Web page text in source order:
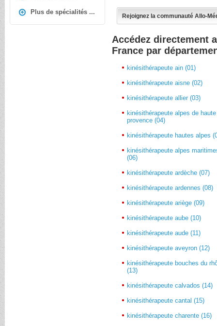
Plus de spécialités ...
Rejoignez la communauté Allo-
Accédez directement
France par
kinésithérapeute ain (01)
kinésithérapeute aisne (02)
kinésithérapeute allier (03)
kinésithérapeute alpes de haute
provence (04)
kinésithérapeute hautes alpes
kinésithérapeute alpes
(06)
kinésithérapeute ardèche (07)
kinésithérapeute ardennes (08)
kinésithérapeute ariège (09)
kinésithérapeute aube (10)
kinésithérapeute aude (11)
kinésithérapeute aveyron (12)
kinésithérapeute bouches du
(13)
kinésithérapeute calvados (14)
kinésithérapeute cantal (15)
kinésithérapeute charente (16)